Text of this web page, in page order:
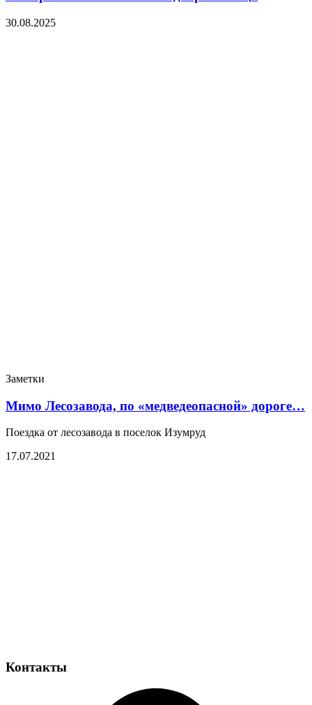
30.08.2025
Заметки
Мимо Лесозавода, по «медведеопасной» дороге…
Поездка от лесозавода в поселок Изумруд
17.07.2021
Контакты